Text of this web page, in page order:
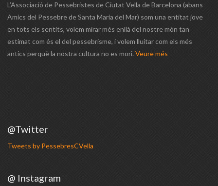
L’Associació de Pessebristes de Ciutat Vella de Barcelona (abans
Amics del Pessebre de Santa Maria del Mar) som una entitat jove
en tots els sentits, volem mirar més enllà del nostre món tan
estimat com és el del pessebrisme, i volem lluitar com els més
antics perquè la nostra cultura no es mori.Veure més
@Twitter
Tweets by PessebresCVella
@ Instagram